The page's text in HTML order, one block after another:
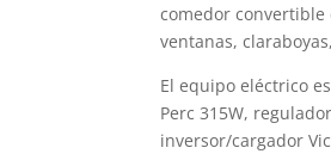
comedor
ventanas,
El equipo eléctrico
Perc 315W,
inversor/cargador